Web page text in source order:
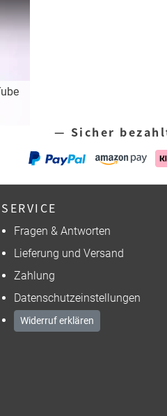
— Sicher
SERVICE
Fragen & Antworten
Lieferung und Versand
Zahlung
Datenschutzeinstellungen
Widerruf erklären